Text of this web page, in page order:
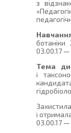
з
03.00.17 —
Тема
і
і
03.00.17 —